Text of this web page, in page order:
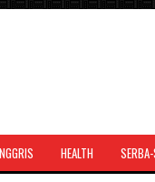
HEALTH